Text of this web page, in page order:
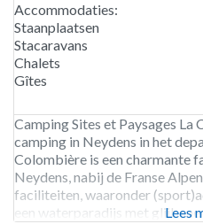
Accommodaties:
Staanplaatsen
Stacaravans
Chalets
Gîtes
Camping Sites et Paysages La
camping in Neydens in het
Colombière is een charmante
Neydens, nabij de Franse
faciliteiten, waaronder
een waterparadijs met
Lees